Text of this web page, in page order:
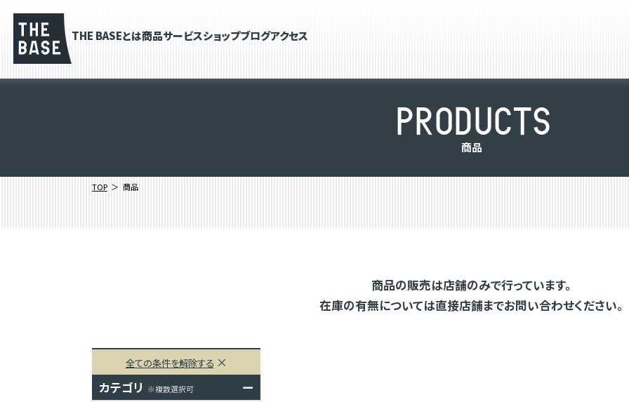
THE BASEとは商品サービスショップブログアクセス
PRODUCTS
商品
TOP 商品
商品の販売は店舗のみで行っています。
在庫の有無については直接店舗までお問い合わせください。
全ての条件を解除する
カテゴリ ※複数選択可 ー